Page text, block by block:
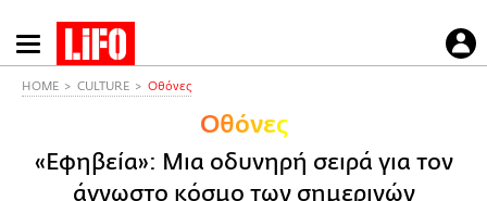
Παράκαμψη
προς
HOME CULTURE Οθόνες
Οθόνες
«Εφηβεία»: Μια οδυνηρή σειρά για τον
άγνωστο κόσμο των σημερινών